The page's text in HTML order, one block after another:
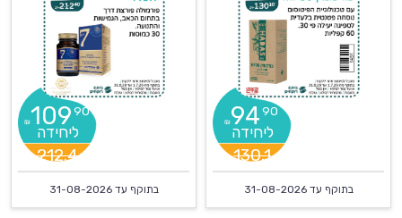
₪9490
130.1
בתוקף עד31-08-2026
₪10990
212.4
בתוקף עד31-08-2026